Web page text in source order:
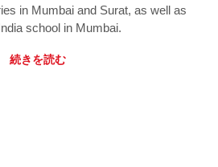
in Mumbai and Surat, as well as
school in Mumbai.
続きを読む